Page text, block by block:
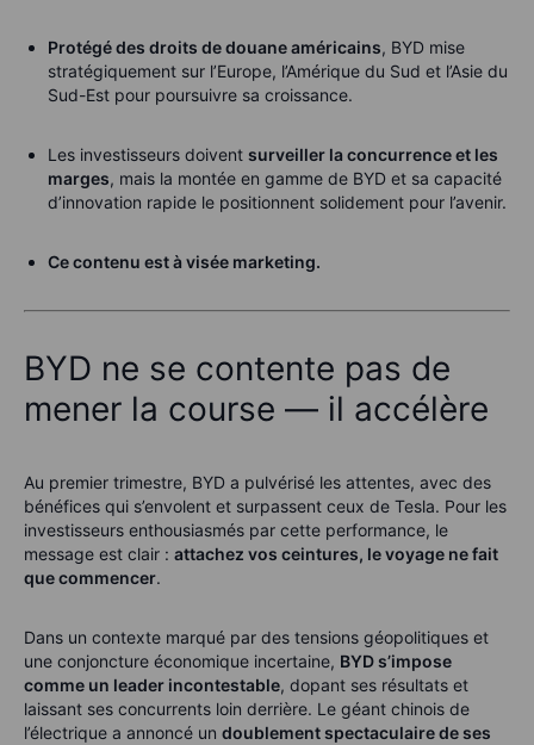
Protégé des droits de douane américains, BYD mise
stratégiquement sur l’Europe, l’Amérique du Sud et l’Asie du
Sud-Est pour poursuivre sa croissance.
Les investisseurs doivent surveiller la concurrence et les
marges, mais la montée en gamme de BYD et sa capacité
d’innovation rapide le positionnent solidement pour l’avenir.
Ce contenu est à visée marketing.
BYD ne se contente pas de
mener la course — il accélère
Au premier trimestre, BYD a pulvérisé les attentes, avec des
bénéfices qui s’envolent et surpassent ceux de Tesla. Pour les
investisseurs enthousiasmés par cette performance, le
message est clair : attachez vos ceintures, le voyage ne fait
que commencer.
Dans un contexte marqué par des tensions géopolitiques et
une conjoncture économique incertaine, BYD s’impose
comme un leader incontestable, dopant ses résultats et
laissant ses concurrents loin derrière. Le géant chinois de
l’électrique a annoncé un doublement spectaculaire de ses